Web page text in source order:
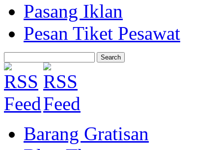
Pasang Iklan
Pesan Tiket Pesawat
Barang Gratisan